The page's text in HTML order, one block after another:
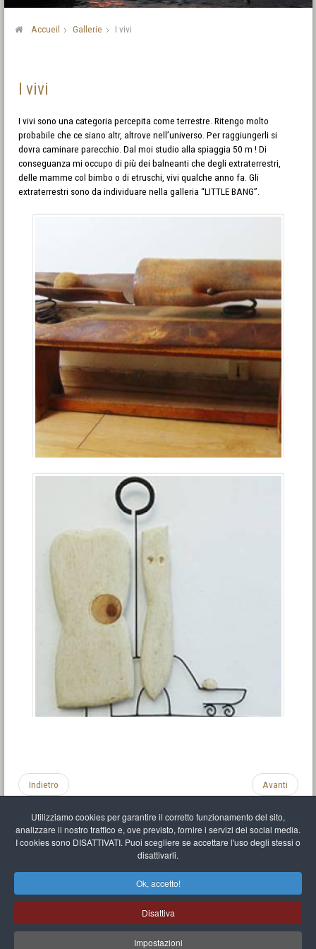
Utilizziamo cookies per garantire il corretto funzionamento del sito,
analizzare il nostro traffico e, ove previsto, fornire i servizi dei social media.
I cookies sono DISATTIVATI. Puoi scegliere se accettare l'uso degli stessi o
disattivarli.
Ok, accetto!
Disattiva
Impostazioni
Accueil Gallerie I vivi
I vivi
I vivi sono una categoria percepita come terrestre. Ritengo molto
probabile che ce siano altr, altrove nell’universo. Per raggiungerli si
dovra caminare parecchio. Dal moi studio alla spiaggia 50 m ! Di
conseguanza mi occupo di più dei balneanti che degli extraterrestri,
delle mamme col bimbo o di etruschi, vivi qualche anno fa. Gli
extraterrestri sono da individuare nella galleria “LITTLE BANG”.
Indietro Avanti
Mappa del sito
Mr Balthasar Brennenstuhl
Artista scultore e pittore
Quai Séverine Résidence Navy Club / 17 83430 Saint-Mandrier-sur-Mer,Provence-
Alpes-Côte d'Azur-France